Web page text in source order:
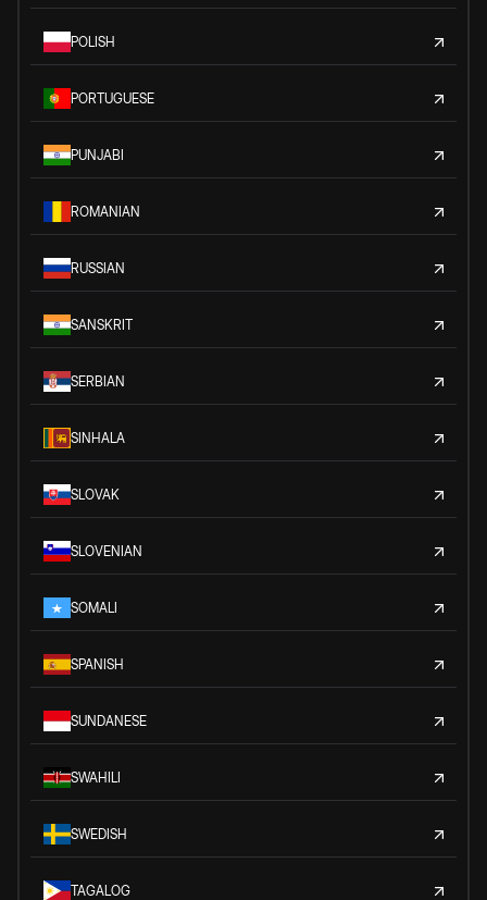
POLISH
PORTUGUESE
PUNJABI
ROMANIAN
RUSSIAN
SANSKRIT
SERBIAN
SINHALA
SLOVAK
SLOVENIAN
SOMALI
SPANISH
SUNDANESE
SWAHILI
SWEDISH
TAGALOG